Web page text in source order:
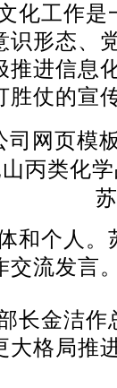
化工作
识形态、
进信息
仗的宣
和个人
流发言。
长金洁
大格局推